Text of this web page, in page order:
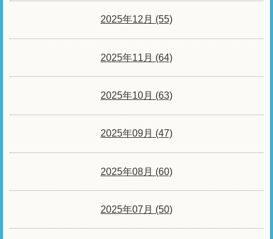
2025年12月 (55)
2025年11月 (64)
2025年10月 (63)
2025年09月 (47)
2025年08月 (60)
2025年07月 (50)